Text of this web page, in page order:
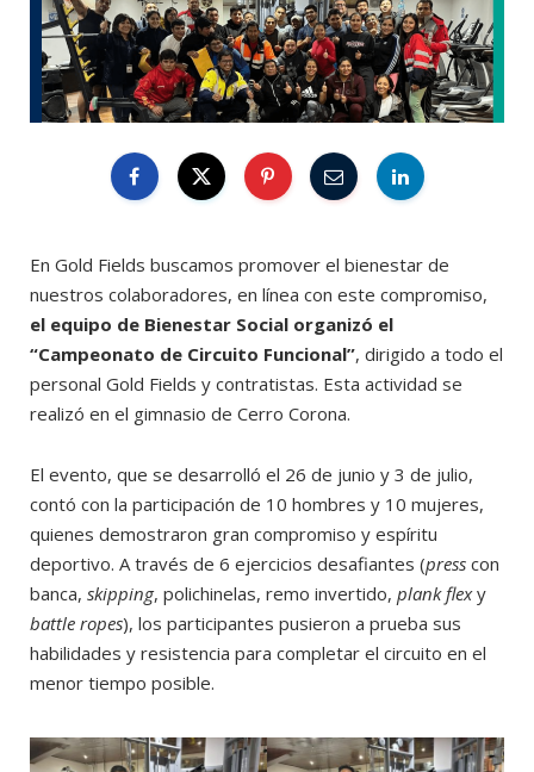
En Gold Fields buscamos promover el bienestar de
nuestros colaboradores, en línea con este compromiso,
el equipo de Bienestar Social organizó el
“Campeonato de Circuito Funcional”, dirigido a todo el
personal Gold Fields y contratistas. Esta actividad se
realizó en el gimnasio de Cerro Corona.
El evento, que se desarrolló el 26 de junio y 3 de julio,
contó con la participación de 10 hombres y 10 mujeres,
quienes demostraron gran compromiso y espíritu
deportivo. A través de 6 ejercicios desafiantes (press con
banca, skipping, polichinelas, remo invertido, plank flexy
battle ropes), los participantes pusieron a prueba sus
habilidades y resistencia para completar el circuito en el
menor tiempo posible.